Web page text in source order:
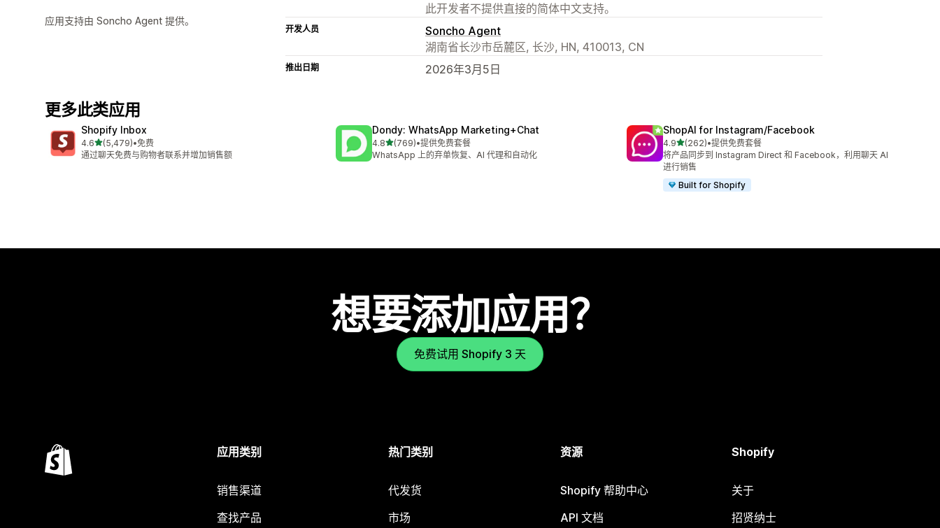
应用支持由 Soncho Agent 提供。
此开发者不提供直接的简体中文支持。
开发人员
Soncho Agent
湖南省长沙市岳麓区, 长沙, HN, 410013, CN
推出日期 2026年3月5日
更多此类应用
Shopify Inbox
4.6星（满分 5 星）
(5,479)
总共 5479 条评论
•免费
通过聊天免费与购物者联系并增加销售额
Dondy: WhatsApp Marketing+Chat
4.8星（满分 5 星）
(769)
总共 769 条评论
•提供免费套餐
WhatsApp 上的弃单恢复、AI 代理和自动化
ShopAI for Instagram/Facebook
4.9星（满分 5 星）
(262)
总共 262 条评论
•提供免费套餐
将产品同步到 Instagram Direct 和 Facebook，利用聊天 AI
进行销售
Built for Shopify
想要添加应用？
免费试用 Shopify 3 天
应用类别
销售渠道
查找产品
热门类别
代发货
市场
资源
Shopify 帮助中心
API 文档
Shopify
关于
招贤纳士